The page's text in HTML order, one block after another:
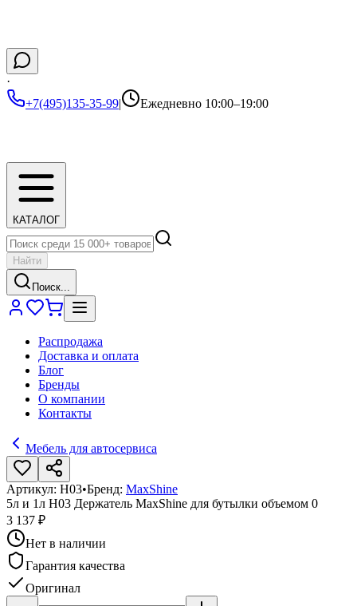
·
+7(495)135-35-99| Ежедневно 10:00–19:00
КАТАЛОГ
Найти
Поиск...
Распродажа
Доставка и оплата
Блог
Бренды
О компании
Контакты
Мебель для автосервиса
Артикул: H03•Бренд: MaxShine
5л и 1л H03 Держатель MaxShine для бутылки объемом 0
3 137 ₽
Нет в наличии
Гарантия качества
Оригинал